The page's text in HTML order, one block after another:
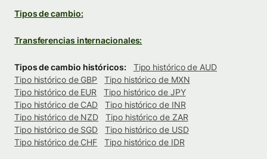
Tipos de cambio:
Transferencias internacionales:
Tipos de cambio históricos:
Tipo histórico de AUD
Tipo histórico de GBP
Tipo histórico de MXN
Tipo histórico de EUR
Tipo histórico de JPY
Tipo histórico de CAD
Tipo histórico de INR
Tipo histórico de NZD
Tipo histórico de ZAR
Tipo histórico de SGD
Tipo histórico de USD
Tipo histórico de CHF
Tipo histórico de IDR